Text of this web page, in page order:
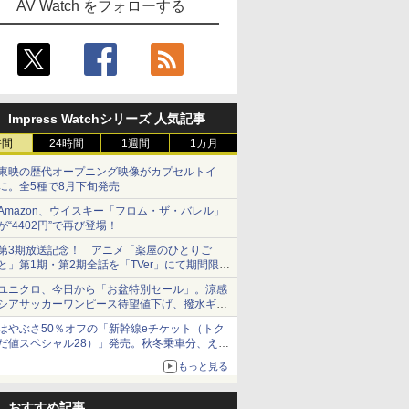
AV Watch をフォローする
Impress Watchシリーズ 人気記事
24時間 1週間 1カ月
映の歴代オープニング映像がカプセルトイ
。全5種で8月下旬発売
、ウイスキー「フロム・ザ・バレル」
“4402円”で再び登場！
3期放送記念！ アニメ「薬屋のひとりご
」第1期・第2期全話を「TVer」にて期間限定
順次無料配信開始
ニクロ、今日から「お盆特別セール」。涼感
アサッカーワンピース待望値下げ、撥水ギア
ョーツは1990円に
やぶさ50％オフの「新幹線eチケット（トク
値スペシャル28）」発売。秋冬乗車分、えき
もっと見る